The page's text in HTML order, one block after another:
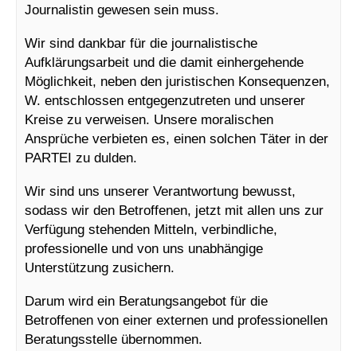
Journalistin gewesen sein muss.
Wir sind dankbar für die journalistische
Aufklärungsarbeit und die damit einhergehende
Möglichkeit, neben den juristischen Konsequenzen,
W. entschlossen entgegenzutreten und unserer
Kreise zu verweisen. Unsere moralischen
Ansprüche verbieten es, einen solchen Täter in der
PARTEI zu dulden.
Wir sind uns unserer Verantwortung bewusst,
sodass wir den Betroffenen, jetzt mit allen uns zur
Verfügung stehenden Mitteln, verbindliche,
professionelle und von uns unabhängige
Unterstützung zusichern.
Darum wird ein Beratungsangebot für die
Betroffenen von einer externen und professionellen
Beratungsstelle übernommen.